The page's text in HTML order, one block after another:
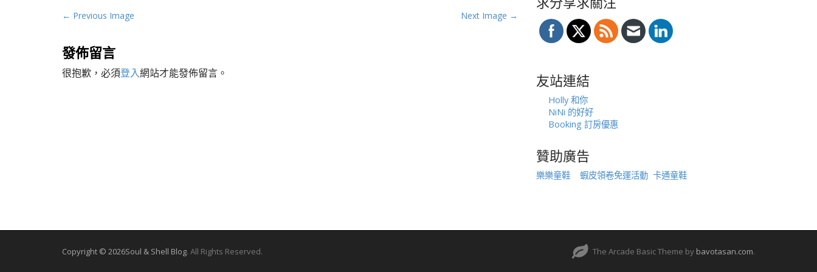
P
s
t
n
← Previous Image Next Image →
發佈留言
很抱歉，必須登入網站才能發佈留言。 友站連結
Holly 和你
NiNi 的好好
Booking 訂房優惠
贊助廣告
樂樂童鞋 蝦皮領卷免運活動 卡通童鞋
Copyright © 2026Soul & Shell Blog. All Rights Reserved. The Arcade Basic Theme by bavotasan.com.